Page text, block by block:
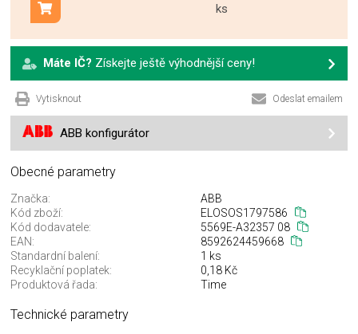
ks
Přidat do košíku
Máte IČ? Získejte ještě výhodnější ceny!
Vytisknout Odeslat emailem
ABB konfigurátor
Obecné parametry
Značka:
ABB
Kód zboží:
ELOSOS1797586
Kód dodavatele:
5569E-A32357 08
EAN:
8592624459668
Standardní balení:
1 ks
Recyklační poplatek:
0,18 Kč
Produktová řada:
Time
Technické parametry